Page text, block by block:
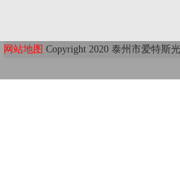
网站地图 Copyright 2020 泰州市爱特斯